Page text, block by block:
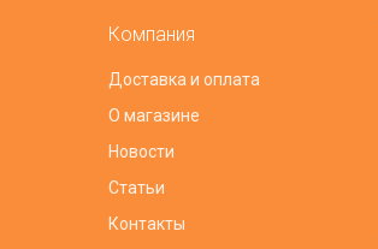
Компания
Доставка и оплата
О магазине
Новости
Статьи
Контакты